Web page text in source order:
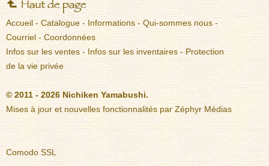
Accueil - Catalogue - Informations - Qui-sommes nous -
Courriel - Coordonnées
Infos sur les ventes - Infos sur les inventaires - Protection
de la vie privée
© 2011 - 2026 Nichiken Yamabushi.
Mises à jour et nouvelles fonctionnalités par Zéphyr Médias
Comodo SSL